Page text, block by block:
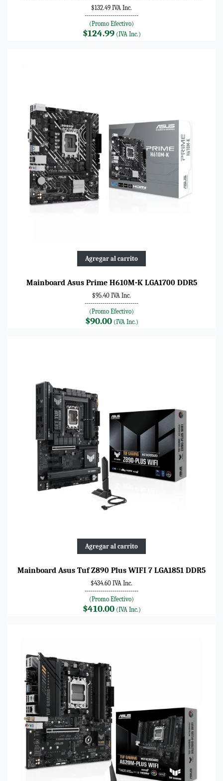
$132.49 IVA Inc.
---------------------------
(Promo Efectivo)
$124.99(IVA Inc.)
Agregar al carrito
Mainboard Asus Prime H610M-K LGA1700 DDR5
$95.40 IVA Inc.
---------------------------
(Promo Efectivo)
$90.00(IVA Inc.)
Agregar al carrito
Mainboard Asus Tuf Z890 Plus WIFI 7 LGA1851 DDR5
$434.60 IVA Inc.
---------------------------
(Promo Efectivo)
$410.00(IVA Inc.)